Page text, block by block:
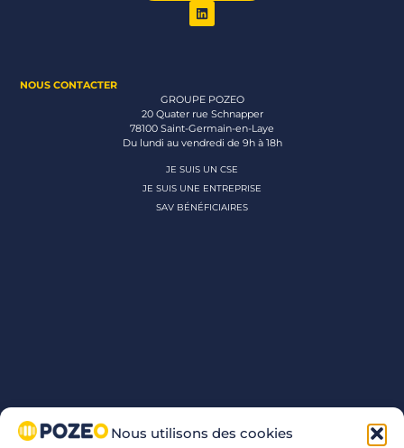
Nous utilisons des cookies
NOUS CONTACTER
GROUPE POZEO
20 Quater rue Schnapper
78100 Saint-Germain-en-Laye
Du lundi au vendredi de 9h à 18h
JE SUIS UN CSE
JE SUIS UNE ENTREPRISE
SAV BÉNÉFICIAIRES